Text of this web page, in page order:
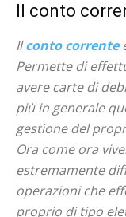
Il conto
Ilconto corrente
Permette di
avere carte di
più in generale
gestione del
Ora come ora
estremamente
operazioni che
proprio di tipo